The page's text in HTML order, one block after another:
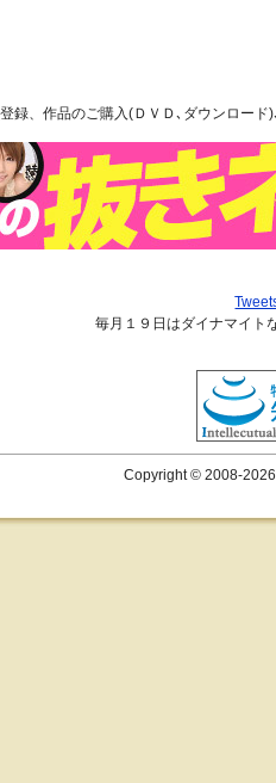
録、作品のご購入(ＤＶＤ､ダウンロー
毎月１９日はダイナマイト
Copyright © 2008-